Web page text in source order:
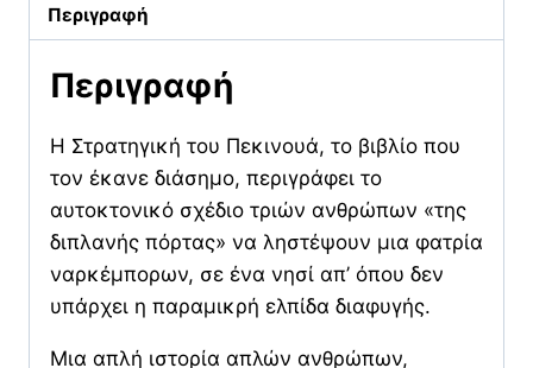
Περιγραφή
Περιγραφή
Η Στρατηγική του Πεκινουά, το βιβλίο που
τον έκανε διάσημο, περιγράφει το
αυτοκτονικό σχέδιο τριών ανθρώπων «της
διπλανής πόρτας» να ληστέψουν μια φατρία
ναρκέμπορων, σε ένα νησί απ’ όπου δεν
υπάρχει η παραμικρή ελπίδα διαφυγής.
Μια απλή ιστορία απλών ανθρώπων,